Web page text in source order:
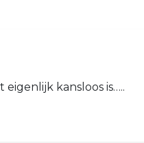
kansloos is…..